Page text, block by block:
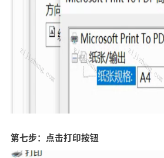
第七步：点击打印按钮